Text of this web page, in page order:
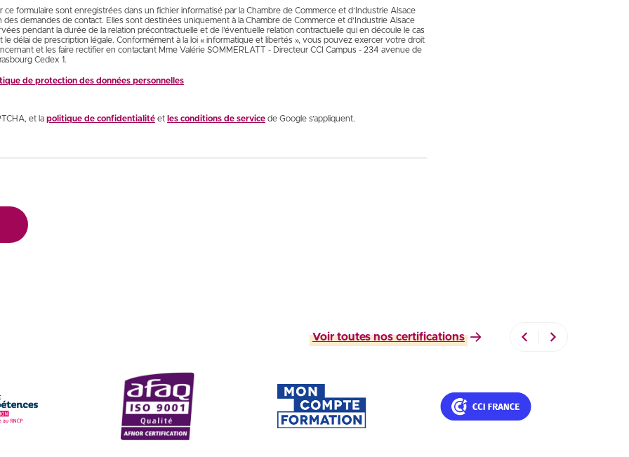
ce formulaire sont enregistrées dans un fichier informatisé par la Chambre de Commerce et d’Industrie Alsace
des demandes de contact. Elles sont destinées uniquement à la Chambre de Commerce et d’Industrie Alsace
pendant la durée de la relation précontractuelle et de l’éventuelle relation contractuelle qui en découle le cas
le délai de prescription légale. Conformément à la loi « informatique et libertés », vous pouvez exercer votre droit
et les faire rectifier en contactant Mme Valérie SOMMERLATT - Directeur CCI Campus - 234 avenue de
Cedex 1.
de protection des données personnelles
et la politique de confidentialité et les conditions de service de Google s’appliquent.
Voir toutes nos certifications